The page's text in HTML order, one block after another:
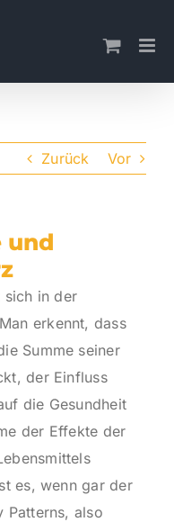
Zurück Vor
und
sich in der
erkennt, dass
Summe seiner
der Einfluss
die Gesundheit
der Effekte der
es, wenn gar der
Patterns, also